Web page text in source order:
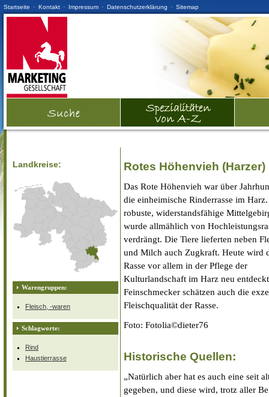
Startseite · Kontakt · Impressum · Datenschutzerklärung · Sitemap
Landkreise:
Warengruppen:
Fleisch, -waren
Schlagworte:
Rind
Haustierrasse
Rotes Höhenvieh (Harzer)
Das Rote Höhenvieh war über
die einheimische Rinderrasse im
robuste, widerstandsfähige
wurde allmählich von
verdrängt. Die Tiere lieferten neben
und Milch auch Zugkraft. Heute wird
Rasse vor allem in der Pflege der
Kulturlandschaft im Harz neu
Feinschmecker schätzen auch die
Fleischqualität der Rasse.
Foto: Fotolia©dieter76
Historische Quellen:
„Natürlich aber hat es auch eine seit
gegeben, und diese wird, trotz aller